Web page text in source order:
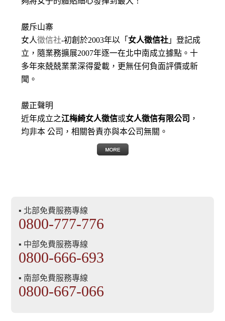
嚴斥山寨
女人徵信社-初創於2003年以「 女人徵信社 」登記成
立，隨業務擴展2007年逐一在北中南成立據點。十
多年來兢兢業業深得愛載，更無任何負面評價或新
聞。
嚴正聲明
近年成立之江梅綺女人徵信或女人徵信有限公司 ，
均非本 公司，相關咎責亦與本公司無關。
▪ 北部免費服務專線
0800-777-776
▪ 中部免費服務專線
0800-666-693
▪ 南部免費服務專線
0800-667-066